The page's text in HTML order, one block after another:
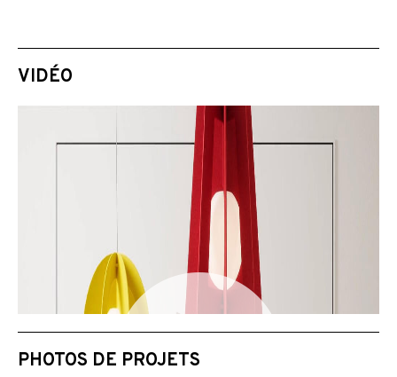
VIDÉO
PHOTOS DE PROJETS